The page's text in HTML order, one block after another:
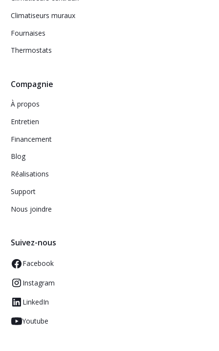
Climatiseurs muraux
Fournaises
Thermostats
Compagnie
À propos
Entretien
Financement
Blog
Réalisations
Support
Nous joindre
Suivez-nous
Facebook
Instagram
LinkedIn
Youtube